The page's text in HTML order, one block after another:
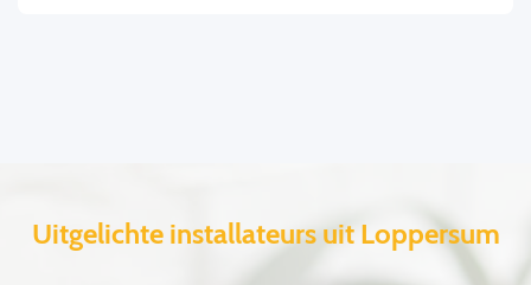
Uitgelichte installateurs uit Loppersum